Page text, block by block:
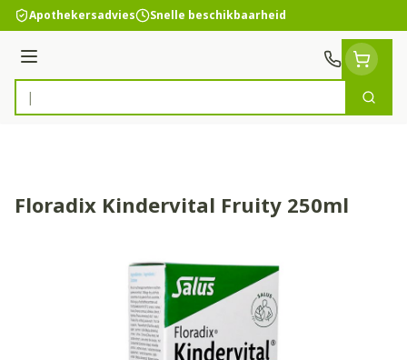
Ga naar de inhoud
Apothekersadvies Snelle beschikbaarheid
Menu
Product, merk, categorie...
Zoek
Floradix Kindervital Fruity 250ml